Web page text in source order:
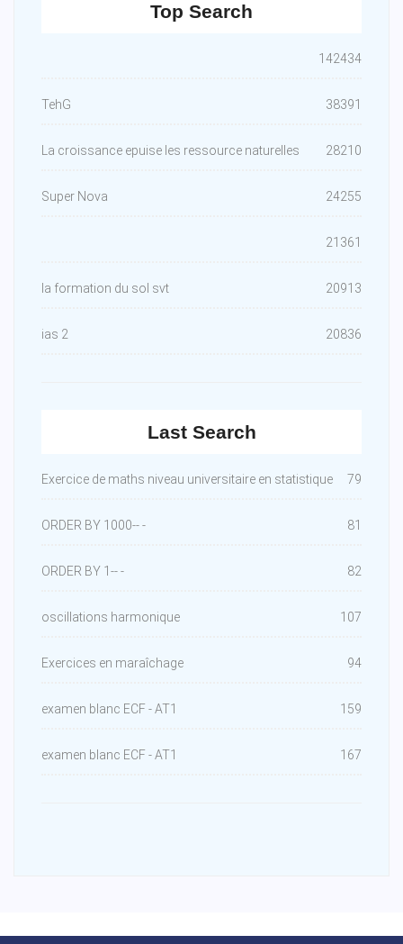
Top Search
142434
TehG 38391
La croissance epuise les ressource naturelles 28210
Super Nova 24255
21361
la formation du sol svt 20913
ias 2 20836
Last Search
Exercice de maths niveau universitaire en statistique 79
ORDER BY 1000-- - 81
ORDER BY 1-- - 82
oscillations harmonique 107
Exercices en maraîchage 94
examen blanc ECF - AT1 159
examen blanc ECF - AT1 167